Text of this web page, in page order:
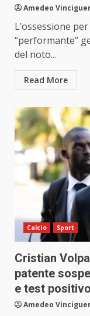
Amedeo
L’ossessione
“performante”
del noto...
Read More
Calcio Sport
Cristian
patente
e test
Amedeo